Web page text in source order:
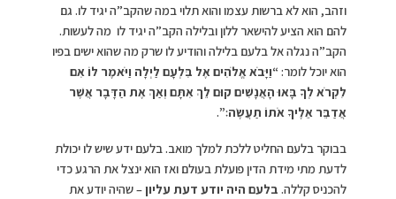
וזהב, הוא לא ברשות עצמו והוא תלוי במה שהקב”ה יגיד לו. גם
להם הוא הציע להישאר ללון ובלילה הקב”ה יגיד לו מה לעשות.
הקב”ה נגלה אל בלעם בלילה והודיע לו שרק מה שהוא ישים בפיו
הוא יוכל לומר:“וַיָּבֹא אֱלֹהִים אֶל בִּלְעָם לַיְלָה וַיֹּאמֶר לוֹ אִם
לִקְרֹא לְךָ בָּאוּ הָאֲנָשִׁים קוּם לֵךְ אִתָּם וְאַךְ אֶת הַדָּבָר אֲשֶׁר
אֲדַבֵּר אֵלֶיךָ אֹתוֹ תַעֲשֶׂה׃”.
בבוקר בלעם החליט ללכת למלך מואב. בלעם ידע שיש לו יכולת
לדעת מתי מידת הדין פועלת בעולם ואז הוא ינצל את הרגע כדי
להכניס קללה. בלעם היה יודע דעת עליון – שהיה יודע את